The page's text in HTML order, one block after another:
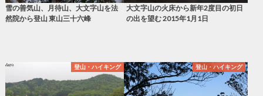
雪の善気山、月待山、大文字山を法
然院から登山 東山三十六峰
大文字山の火床から新年2度目の初日
の出を望む 2015年1月1日
登山・ハイキング 登山・ハイキング